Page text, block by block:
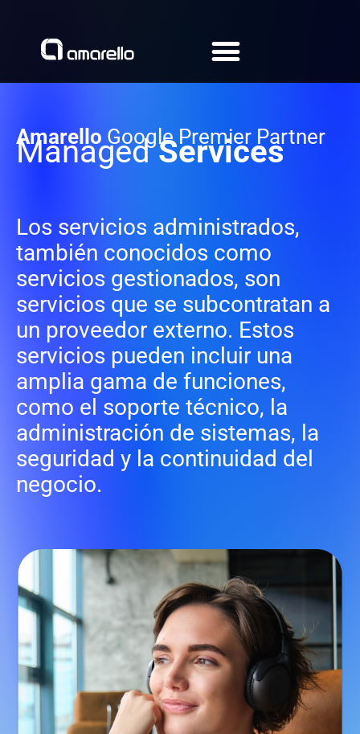
contenido
Amarello Google Premier Partner
ManagedServices
Los servicios administrados,
también conocidos como
servicios gestionados, son
servicios que se subcontratan a
un proveedor externo. Estos
servicios pueden incluir una
amplia gama de funciones,
como el soporte técnico, la
administración de sistemas, la
seguridad y la continuidad del
negocio.